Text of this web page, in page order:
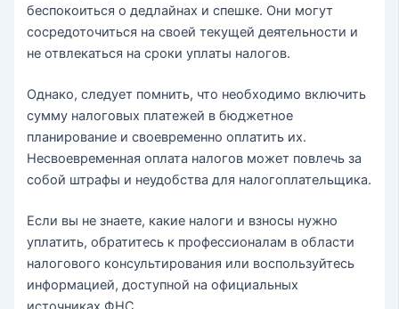
беспокоиться о дедлайнах и спешке. Они могут
сосредоточиться на своей текущей деятельности и
не отвлекаться на сроки уплаты налогов.
Однако, следует помнить, что необходимо включить
сумму налоговых платежей в бюджетное
планирование и своевременно оплатить их.
Несвоевременная оплата налогов может повлечь за
собой штрафы и неудобства для налогоплательщика.
Если вы не знаете, какие налоги и взносы нужно
уплатить, обратитесь к профессионалам в области
налогового консультирования или воспользуйтесь
информацией, доступной на официальных